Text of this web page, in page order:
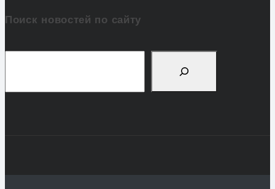
Поиск новостей по сайту